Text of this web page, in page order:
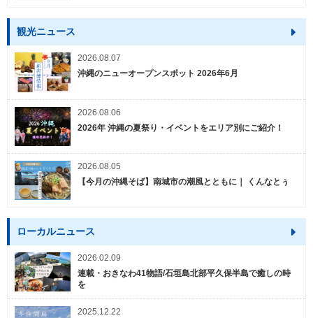
観光ニュース
2026.08.07
沖縄のニューオープンスポット 2026年6月
2026.08.06
2026年 沖縄の夏祭り・イベントをエリア別にご紹介！
2026.08.05
【今月の沖縄そば】南城市の潮風とともに｜ くんなとぅ
ローカルニュース
2026.02.09
連載・おきなわ41物語/石垣島北部平久保半島で癒しの時
を
2025.12.22